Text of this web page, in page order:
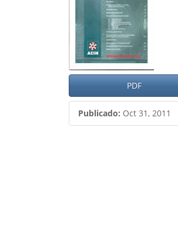
del
artículo
PDF
Publicado: Oct 31, 2011